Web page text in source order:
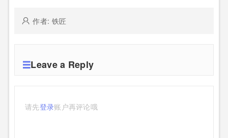
作者: 铁匠
Leave a Reply
请先登录账户再评论哦